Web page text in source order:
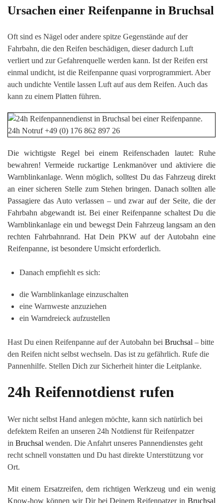
Ursachen einer Reifenpanne in Bruchsal
Oft sind es Nägel oder andere spitze Gegenstände auf der
Fahrbahn, die den Reifen beschädigen, dieser dadurch Luft
verliert und zur Gefahrenquelle werden kann. Ist der Reifen erst
einmal undicht, ist die Reifenpanne quasi vorprogrammiert. Aber
auch undichte Ventile lassen Luft auf aus dem Reifen. Auch das
kann zu einem Platten führen.
Die wichtigste Regel bei einem Reifenschaden lautet: Ruhe
bewahren! Vermeide ruckartige Lenkmanöver und aktiviere die
Warnblinkanlage. Wenn möglich, solltest Du das Fahrzeug direkt
an einer sicheren Stelle zum Stehen bringen. Danach sollten alle
Passagiere das Auto verlassen – und zwar auf der Seite, die der
Fahrbahn abgewandt ist. Bei einer Reifenpanne schaltest Du die
Warnblinkanlage ein und bewegst Dein Fahrzeug langsam an den
rechten Fahrbahnrand. Hat Dein PKW auf der Autobahn eine
Reifenpanne, ist besondere Umsicht erforderlich.
Danach empfiehlt es sich:
die Warnblinkanlage einzuschalten
eine Warnweste anzuziehen
ein Warndreieck aufzustellen
Hast Du einen Reifenpanne auf der Autobahn bei Bruchsal – bitte
den Reifen nicht selbst wechseln. Das ist zu gefährlich. Rufe die
Pannenhilfe. Stellen Dich zur Sicherheit hinter die Leitplanke.
24h Reifennotdienst rufen
Wer nicht selbst Hand anlegen möchte, kann sich natürlich bei
defektem Reifen an unseren 24h Notdienst für Reifenpatzer
in Bruchsal wenden. Die Anfahrt unseres Pannendienstes geht
recht schnell vonstatten und Du hast direkte Unterstützung vor
Ort.
Mit einem Ersatzreifen, dem richtigen Werkzeug und ein wenig
Know-how können wir Dir bei Deinem Reifenpatzer in Bruchsal